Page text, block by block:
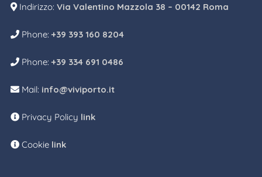
Indirizzo: Via Valentino Mazzola 38 – 00142 Roma
Phone:+39 393 160 8204
Phone:+39 334 691 0486
Mail: info@viviporto.it
Privacy Policy link
Cookie link